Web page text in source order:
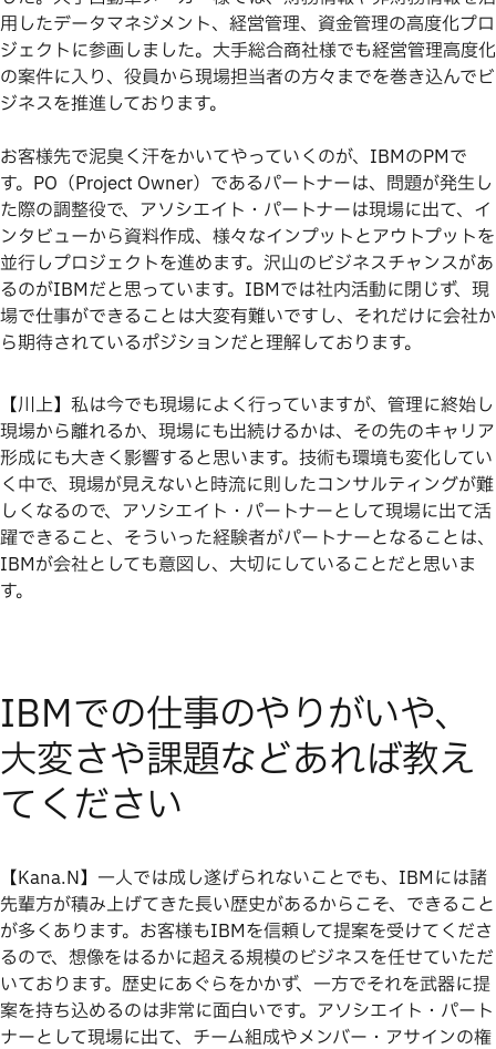
用したデータマネジメント、経営管理、資金管理の高度化プロ
ジェクトに参画しました。大手総合商社様でも経営管理高度化
の案件に入り、役員から現場担当者の方々までを巻き込んでビ
ジネスを推進しております。
お客様先で泥臭く汗をかいてやっていくのが、IBMのPMで
す。PO（Project Owner）であるパートナーは、問題が発生し
た際の調整役で、アソシエイト・パートナーは現場に出て、イ
ンタビューから資料作成、様々なインプットとアウトプットを
並行しプロジェクトを進めます。沢山のビジネスチャンスがあ
るのがIBMだと思っています。IBMでは社内活動に閉じず、現
場で仕事ができることは大変有難いですし、それだけに会社か
ら期待されているポジションだと理解しております。
【川上】私は今でも現場によく行っていますが、管理に終始し
現場から離れるか、現場にも出続けるかは、その先のキャリア
形成にも大きく影響すると思います。技術も環境も変化してい
く中で、現場が見えないと時流に則したコンサルティングが難
しくなるので、アソシエイト・パートナーとして現場に出て活
躍できること、そういった経験者がパートナーとなることは、
IBMが会社としても意図し、大切にしていることだと思いま
す。
IBMでの仕事のやりがいや、
大変さや課題などあれば教え
てください
【Kana.N】一人では成し遂げられないことでも、IBMには諸
先輩方が積み上げてきた長い歴史があるからこそ、できること
が多くあります。お客様もIBMを信頼して提案を受けてくださ
るので、想像をはるかに超える規模のビジネスを任せていただ
いております。歴史にあぐらをかかず、一方でそれを武器に提
案を持ち込めるのは非常に面白いです。アソシエイト・パート
ナーとして現場に出て、チーム組成やメンバー・アサインの権